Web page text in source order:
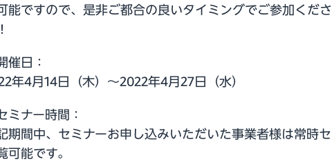
能ですので、是非ご都合の良いタイミングでご参加くだ
催日：
年4月14日（木）～2022年4月27日（水）
ミナー時間：
期間中、セミナーお申し込みいただいた事業者様は常時
可能です。